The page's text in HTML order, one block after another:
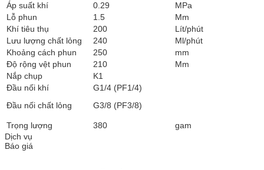
Áp suất khí
0.29
MPa
Lỗ phun
1.5
Mm
Khí tiêu thụ
200
Lít/phút
Lưu lượng chất lỏng
240
Ml/phút
Khoảng cách phun
250
mm
Độ rộng vệt phun
210
Mm
Nắp chụp
K1
Đầu nối khí
Đầu nối chất lỏng
G1/4 (PF1/4)
G3/8 (PF3/8)
Trọng lượng 380
gam
Dịch vụ
Báo giá